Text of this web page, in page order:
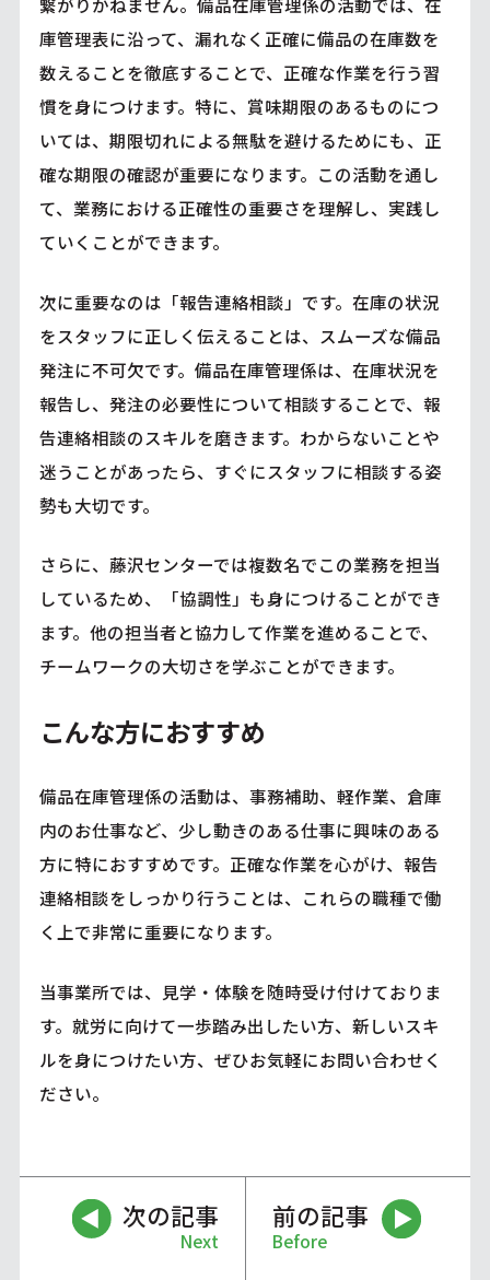
庫管理表に沿って、漏れなく正確に備品の在庫数を
数えることを徹底することで、正確な作業を行う習
慣を身につけます。特に、賞味期限のあるものにつ
いては、期限切れによる無駄を避けるためにも、正
確な期限の確認が重要になります。この活動を通し
て、業務における正確性の重要さを理解し、実践し
ていくことができます。
次に重要なのは「報告連絡相談」です。在庫の状況
をスタッフに正しく伝えることは、スムーズな備品
発注に不可欠です。備品在庫管理係は、在庫状況を
報告し、発注の必要性について相談することで、報
告連絡相談のスキルを磨きます。わからないことや
迷うことがあったら、すぐにスタッフに相談する姿
勢も大切です。
さらに、藤沢センターでは複数名でこの業務を担当
しているため、「協調性」も身につけることができ
ます。他の担当者と協力して作業を進めることで、
チームワークの大切さを学ぶことができます。
こんな方におすすめ
備品在庫管理係の活動は、事務補助、軽作業、倉庫
内のお仕事など、少し動きのある仕事に興味のある
方に特におすすめです。正確な作業を心がけ、報告
連絡相談をしっかり行うことは、これらの職種で働
く上で非常に重要になります。
当事業所では、見学・体験を随時受け付けておりま
す。就労に向けて一歩踏み出したい方、新しいスキ
ルを身につけたい方、ぜひお気軽にお問い合わせく
ださい。
次の記事
Next
前の記事
Before